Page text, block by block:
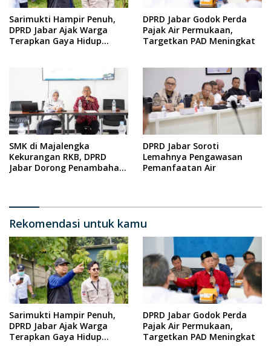
Sarimukti Hampir Penuh,
DPRD Jabar Ajak Warga
Terapkan Gaya Hidup
DPRD Jabar Godok Perda
Pajak Air Permukaan,
Targetkan PAD Meningkat
SMK di Majalengka
Kekurangan RKB, DPRD
Jabar Dorong Penambahan
DPRD Jabar Soroti
Lemahnya Pengawasan
Pemanfaatan Air
Rekomendasi untuk kamu
Sarimukti Hampir Penuh,
DPRD Jabar Ajak Warga
Terapkan Gaya Hidup
DPRD Jabar Godok Perda
Pajak Air Permukaan,
Targetkan PAD Meningkat